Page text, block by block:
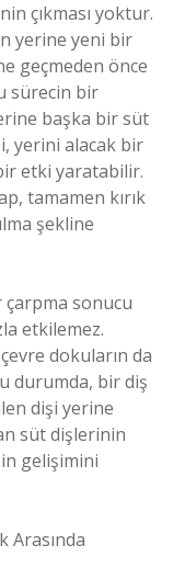
çıkması yoktur.
yerine yeni bir
geçmeden önce
sürecin bir
başka bir süt
yerini alacak bir
bir etki yaratabilir.
tamamen kırık
şekline
sonucu
etkilemez.
dokuların da
durumda, bir diş
dişi yerine
süt dişlerinin
gelişimini
Arasında